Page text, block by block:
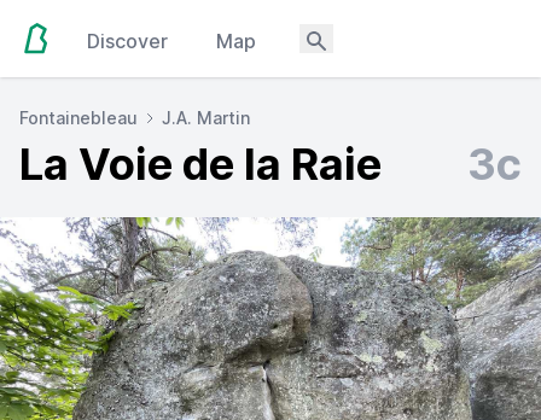
Discover Map
Fontainebleau J.A. Martin
La Voie de la Raie 3c